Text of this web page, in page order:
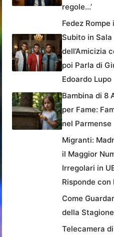
regole…’
Fedez Rompe
Subito in
dell’Amicizia
poi Parla di
Edoardo Lupo
Bambina di 8
per Fame:
nel Parmense
Migranti:
il Maggior
Irregolari in
Risponde
Come
della
Telecamera